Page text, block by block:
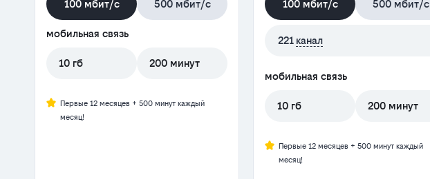
100 мбит/с 500 мбит/с
мобильная связь
10 гб 200 минут
Первые 12 месяцев + 500 минут каждый
месяц!
100 мбит/с 500 мбит/с
221 канал
мобильная связь
10 гб 200 минут
Первые 12 месяцев + 500 минут каждый
месяц!